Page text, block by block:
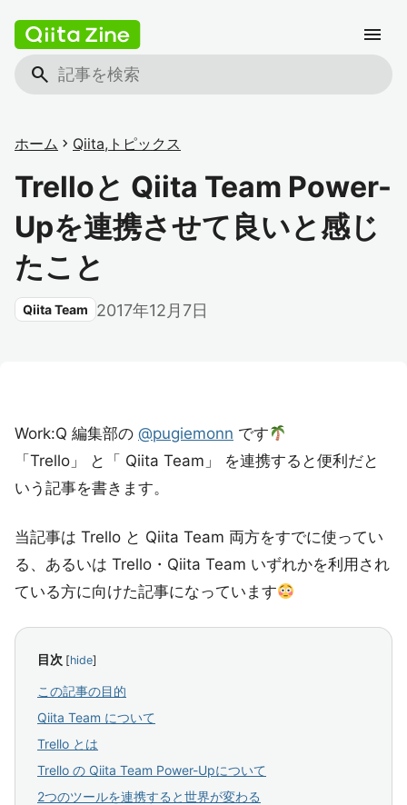
search
menu
ホーム chevron_right Qiita, トピックス
Trelloと Qiita Team Power-
Upを連携させて良いと感じ
たこと
Qiita Team 2017年12月7日
Work:Q 編集部の @pugiemonn です
「Trello」 と「 Qiita Team」 を連携すると便利だと
いう記事を書きます。
当記事は Trello と Qiita Team 両方をすでに使ってい
る、あるいは Trello・Qiita Team いずれかを利用され
ている方に向けた記事になっています
目次 [hide]
この記事の目的
Qiita Team について
Trello とは
Trello の Qiita Team Power-Upについて
2つのツールを連携すると世界が変わる